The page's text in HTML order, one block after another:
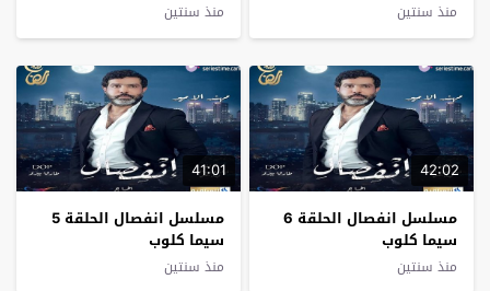
منذ سنتين منذ سنتين
42:02
مسلسل انفصال الحلقة 6
سيما كلوب
منذ سنتين
41:01
مسلسل انفصال الحلقة 5
سيما كلوب
منذ سنتين